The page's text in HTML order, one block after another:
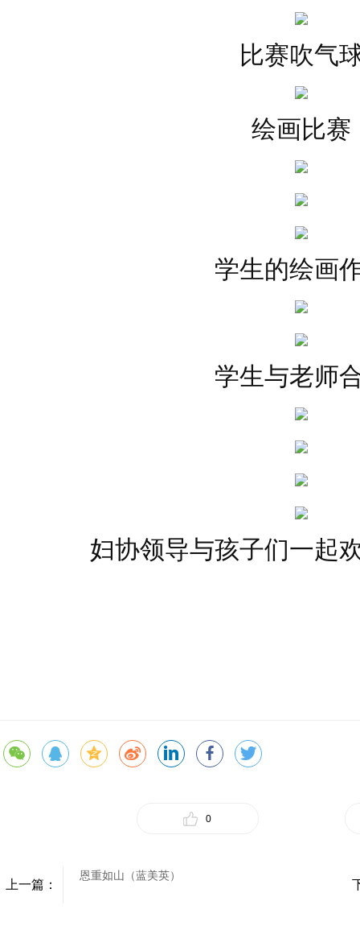
比赛吹气
绘画比赛
学生的绘画
学生与老师
妇协领导与孩子们一起
0
上一篇：
恩重如山（蓝美英）